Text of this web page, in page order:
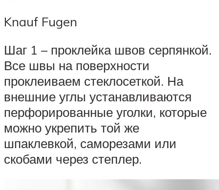
Knauf Fugen
Шаг 1 – проклейка швов серпянкой.
Все швы на поверхности
проклеиваем стеклосеткой. На
внешние углы устанавливаются
перфорированные уголки, которые
можно укрепить той же
шпаклевкой, саморезами или
скобами через степлер.